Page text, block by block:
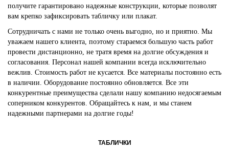
получите гарантировано надежные конструкции, которые позволят
вам крепко зафиксировать табличку или плакат.
Сотрудничать с нами не только очень выгодно, но и приятно. Мы
уважаем нашего клиента, поэтому стараемся большую часть работ
провести дистанционно, не тратя время на долгие обсуждения и
согласования. Персонал нашей компании всегда исключительно
вежлив. Стоимость работ не кусается. Все материалы постоянно есть
в наличии. Оборудование постоянно обновляется. Все эти
конкурентные преимущества сделали нашу компанию недосягаемым
соперником конкурентов. Обращайтесь к нам, и мы станем
надежными партнерами на долгие годы!
ТАБЛИЧКИ